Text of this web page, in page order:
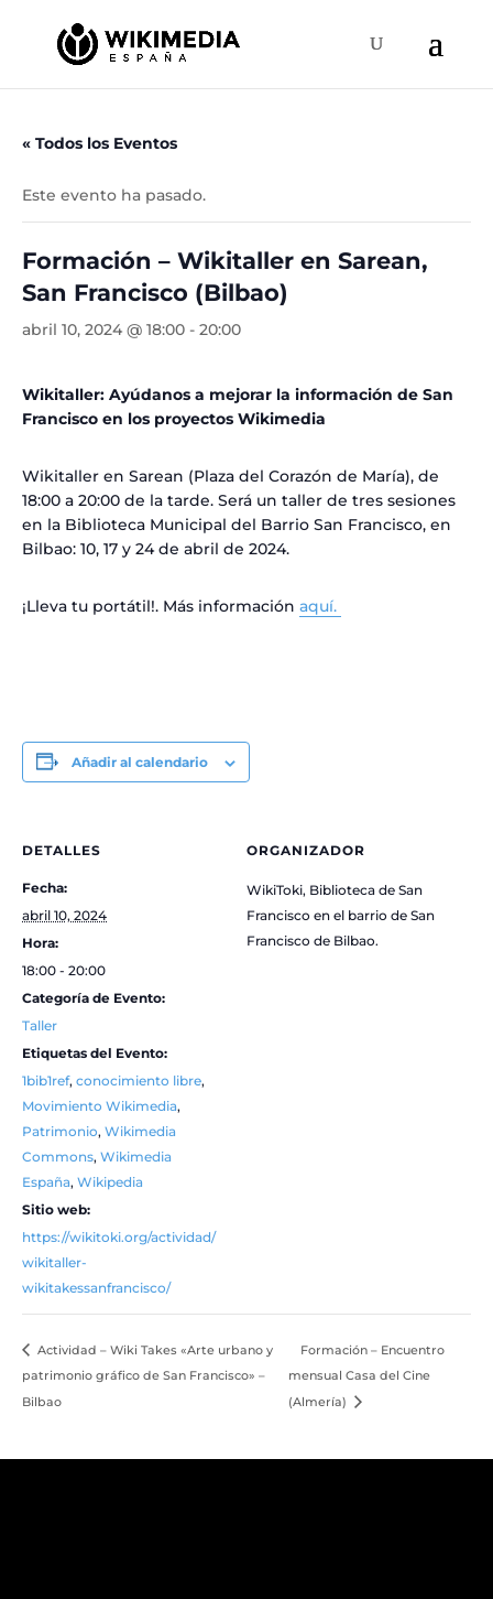
« Todos los Eventos
Este evento ha pasado.
Formación – Wikitaller en Sarean,
San Francisco (Bilbao)
abril 10, 2024 @ 18:00 - 20:00
Wikitaller: Ayúdanos a mejorar la información de San
Francisco en los proyectos Wikimedia
Wikitaller en Sarean (Plaza del Corazón de María), de
18:00 a 20:00 de la tarde. Será un taller de tres sesiones
en la Biblioteca Municipal del Barrio San Francisco, en
Bilbao: 10, 17 y 24 de abril de 2024.
¡Lleva tu portátil!. Más información aquí.
Añadir al calendario
DETALLES
Fecha:
abril 10, 2024
Hora:
18:00 - 20:00
Categoría de Evento:
Taller
Etiquetas del Evento:
1bib1ref, conocimiento libre,
Movimiento Wikimedia,
Patrimonio, Wikimedia
Commons, Wikimedia
España, Wikipedia
Sitio web:
https://wikitoki.org/actividad/
wikitaller-
wikitakessanfrancisco/
ORGANIZADOR
WikiToki, Biblioteca de San
Francisco en el barrio de San
Francisco de Bilbao.
Actividad – Wiki Takes «Arte urbano y
patrimonio gráfico de San Francisco» –
Bilbao
Formación – Encuentro
mensual Casa del Cine
(Almería)